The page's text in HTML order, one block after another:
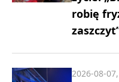
robię
2026-08-